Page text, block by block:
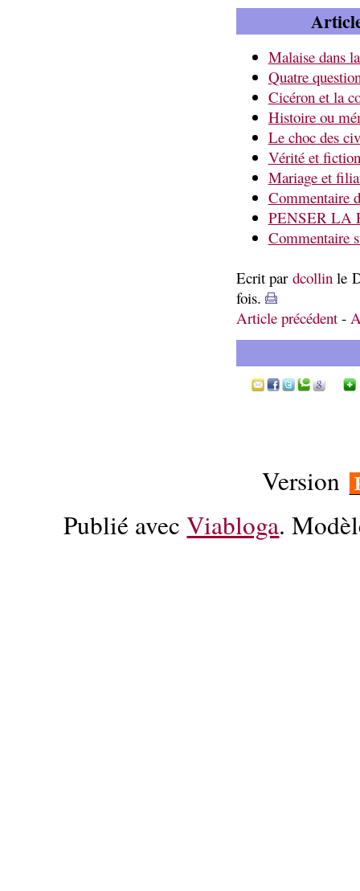
Malaise dans
Quatre
Cicéron et la
Histoire ou
Le choc des
Vérité et fiction
Mariage et
Commentaire
PENSER LA
Commentaire
Ecrit par dcollinle
fois.
Article précédent-
Version
Publié avecViabloga.